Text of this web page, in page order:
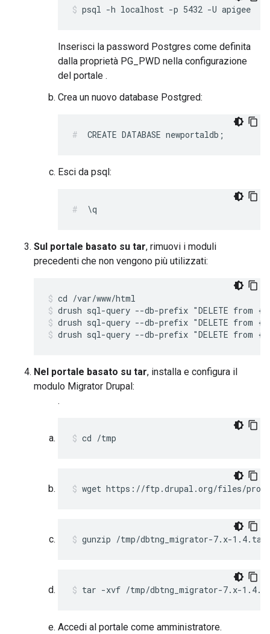
psql -h localhost -p 5432 -U apigee
Inserisci la password Postgres come definita
dalla proprietà PG_PWD nella configurazione
del portale .
Crea un nuovo database Postgred:
CREATE DATABASE newportaldb;
Esci da psql:
\q
Sul portale basato su tar, rimuovi i moduli
precedenti che non vengono più utilizzati:
drush sql-query --db-prefix "DELETE from
drush sql-query --db-prefix "DELETE from
drush sql-query --db-prefix "DELETE from
Nel portale basato su tar, installa e configura il
modulo Migrator Drupal:
.
cd /tmp
wget https://ftp.drupal.org/files/
gunzip /tmp/dbtng_migrator-7.x-
tar -xvf /tmp/dbtng_migrator-7.x-
Accedi al portale come amministratore.